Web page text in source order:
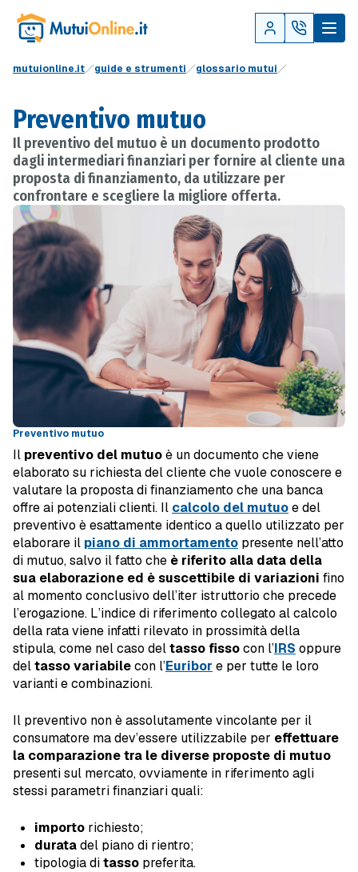
mutuionline.it guide e strumenti glossario mutui
Preventivo mutuo
Il preventivo del mutuo è un documento prodotto
dagli intermediari finanziari per fornire al cliente una
proposta di finanziamento, da utilizzare per
confrontare e scegliere la migliore offerta.
Preventivo mutuo
Il preventivo del mutuoè un documento che viene
elaborato su richiesta del cliente che vuole conoscere e
valutare la proposta di finanziamento che una banca
offre ai potenziali clienti. Il calcolo del mutuoe del
preventivo è esattamente identico a quello utilizzato per
elaborare il piano di ammortamento presente nell’atto
di mutuo, salvo il fatto che è riferito alla data della
sua elaborazione ed è suscettibile di variazioni fino
al momento conclusivo dell’iter istruttorio che precede
l’erogazione. L’indice di riferimento collegato al calcolo
della rata viene infatti rilevato in prossimità della
stipula, come nel caso deltasso fissocon l’IRS oppure
deltasso variabilecon l’Euribor e per tutte le loro
varianti e combinazioni.
Il preventivo non è assolutamente vincolante per il
consumatore ma dev’essere utilizzabile per effettuare
la comparazione tra le diverse proposte di mutuo
presenti sul mercato, ovviamente in riferimento agli
stessi parametri finanziari quali:
importo richiesto;
duratadel piano di rientro;
tipologia ditasso preferita.